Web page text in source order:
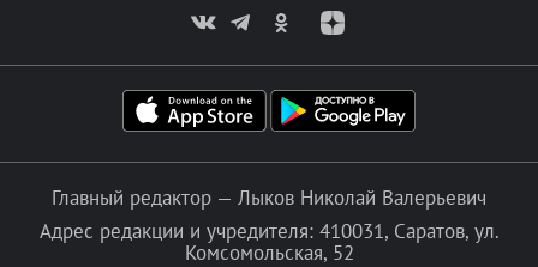
Главный редактор — Лыков Николай Валерьевич
Адрес редакции и учредителя: 410031, Саратов, ул.
Комсомольская, 52